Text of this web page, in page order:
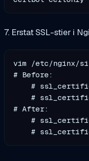
7. Erstat SSL-stier i
vim /etc/nginx/
# Before:
#
#
# After:
#